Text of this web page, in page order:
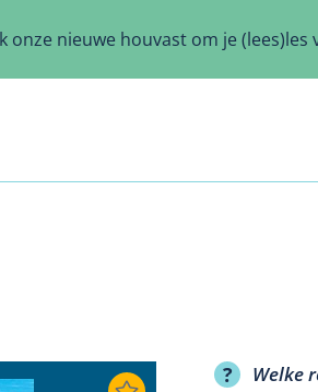
onze nieuwe houvast om je (lees)les
Welke